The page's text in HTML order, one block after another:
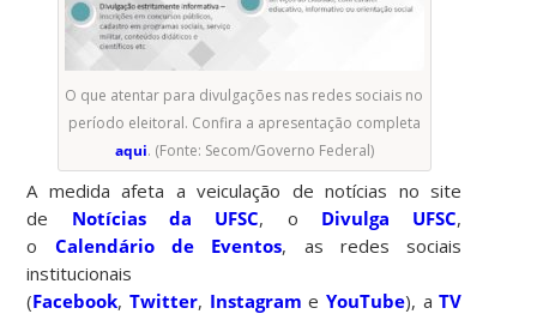
O que atentar para divulgações nas redes sociais no
período eleitoral. Confira a apresentação completa
aqui. (Fonte: Secom/Governo Federal)
A medida afeta a veiculação de notícias no site
de Notícias da UFSC, o Divulga UFSC,
o Calendário de Eventos, as redes sociais
institucionais
(Facebook,Twitter, Instagram e YouTube), aTV